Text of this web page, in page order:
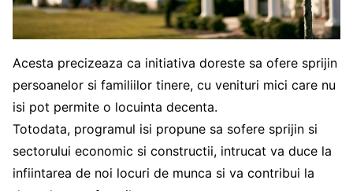
Acesta precizeaza ca initiativa doreste sa ofere sprijin
persoanelor si familiilor tinere, cu venituri mici care nu
isi pot permite o locuinta decenta.
Totodata, programul isi propune sa sofere sprijin si
sectorului economic si constructii, intrucat va duce la
infiintarea de noi locuri de munca si va contribui la